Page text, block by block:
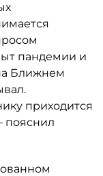
пандемии и
Ближнем
приходится
пояснил